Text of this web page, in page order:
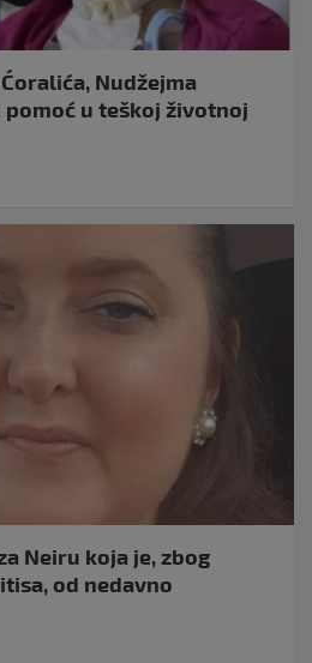
Nudžejma
pomoć u teškoj životnoj
Neiru koja je, zbog
od nedavno